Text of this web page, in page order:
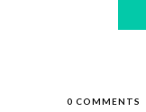
0 COMMENTS